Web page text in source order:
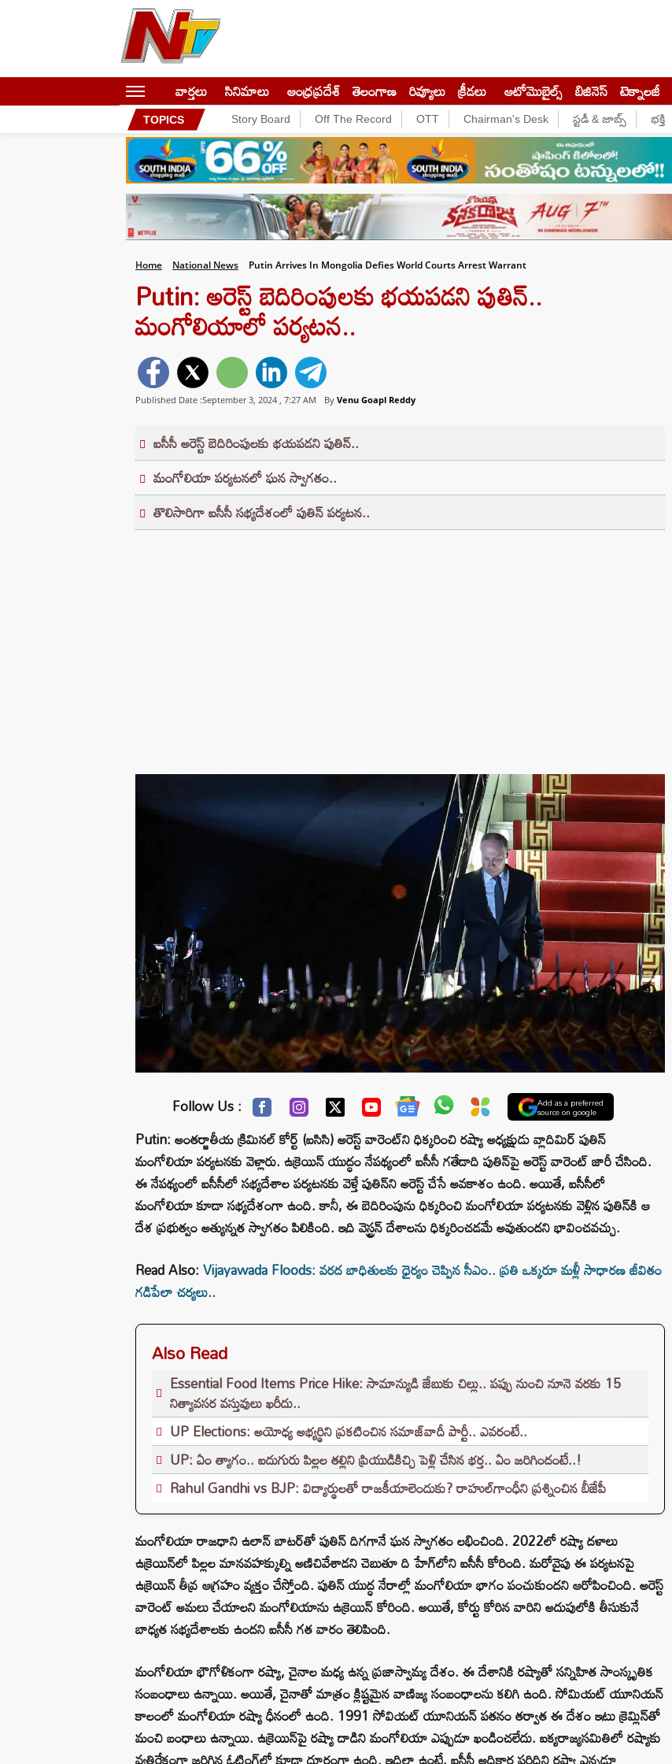
వార్తలు సినిమాలు ఆంధ్రప్రదేశ్ తెలంగాణ రివ్యూలు క్రీడలు ఆటోమొబైల్స్ బిజినెస్‌ టెక్నాలజీ
TOPICS Story Board Off The Record OTT Chairman's Desk స్టడీ & జాబ్స్ భక్తి
Home National News Putin Arrives In Mongolia Defies World Courts Arrest Warrant
Putin: అరెస్ట్ బెదిరింపులకు భయపడని పుతిన్..
మంగోలియాలో పర్యటన..
Published Date :September 3, 2024 , 7:27 AM By Venu Goapl Reddy
ఐసీసీ అరెస్ట్ బెదిరింపులకు భయపడని పుతిన్..
మంగోలియా పర్యటనలో ఘన స్వాగతం..
తొలిసారిగా ఐసీసీ సభ్యదేశంలో పుతిన్ పర్యటన..
Follow Us : Add as a preferred
source on google
Putin: అంతర్జాతీయ క్రిమినల్ కోర్ట్ (ఐసిసి) అరెస్ట్ వారెంట్‌ని ధిక్కరించి రష్యా అధ్యక్షుడు వ్లాదిమిర్ పుతిన్
మంగోలియా పర్యటనకు వెళ్లారు. ఉక్రెయిన్ యుద్ధం నేపథ్యంలో ఐసీసీ గతేడాది పుతిన్‌పై అరెస్ట్ వారెంట్ జారీ చేసింది.
ఈ నేపథ్యంలో ఐసీసీలో సభ్యదేశాల పర్యటనకు వెళ్తే పుతిన్‌ని అరెస్ట్ చేసే అవకాశం ఉంది. అయితే, ఐసీసీలో
మంగోలియా కూడా సభ్యదేశంగా ఉంది. కానీ, ఈ బెదిరింపును ధిక్కరించి మంగోలియా పర్యటనకు వెళ్లిన పుతిన్‌కి ఆ
దేశ ప్రభుత్వం అత్యున్నత స్వాగతం పిలికింది. ఇది వెస్ట్రన్ దేశాలను ధిక్కరించడమే అవుతుందని భావించవచ్చు.
Read Also:Vijayawada Floods: వరద బాధితులకు ధైర్యం చెప్పిన సీఎం.. ప్రతి ఒక్కరూ మళ్లీ సాధారణ జీవితం
గడిపేలా చర్యలు..
Also Read
Essential Food Items Price Hike: సామాన్యుడి జేబుకు చిల్లు.. పప్పు నుంచి నూనె వరకు 15
నిత్యావసర వస్తువులు ఖరీదు..
UP Elections: అయోధ్య అభ్యర్థిని ప్రకటించిన సమాజ్‌వాదీ పార్టీ.. ఎవరంటే..
UP: ఏం త్యాగం.. ఐదుగురు పిల్లల తల్లిని ప్రియుడికిచ్చి పెళ్లి చేసిన భర్త.. ఏం జరిగిందంటే..!
Rahul Gandhi vs BJP: విద్యార్థులతో రాజకీయాలెందుకు? రాహుల్‌గాంధీని ప్రశ్నించిన బీజేపీ
మంగోలియా రాజధాని ఉలాన్ బాటర్‌తో పుతిన్ దిగగానే ఘన స్వాగతం లభించింది. 2022లో రష్యా దళాలు
ఉక్రెయిన్‌లో పిల్లల మానవహక్కుల్ని అణిచివేశాడని చెబుతూ ది హేగ్‌లోని ఐసీసీ కోరింది. మరోవైపు ఈ పర్యటనపై
ఉక్రెయిన్ తీవ్ర ఆగ్రహం వ్యక్తం చేస్తోంది. పుతిన్ యుద్ధ నేరాల్లో మంగోలియా భాగం పంచుకుందని ఆరోపించింది. అరెస్ట్
వారెంట్ అమలు చేయాలని మంగోలియాను ఉక్రెయిన్ కోరింది. అయితే, కోర్టు కోరిన వారిని అదుపులోకి తీసుకునే
బాధ్యత సభ్యదేశాలకు ఉందని ఐసీసీ గత వారం తెలిపింది.
మంగోలియా భౌగోళికంగా రష్యా, చైనాల మధ్య ఉన్న ప్రజాస్వామ్య దేశం. ఈ దేశానికి రష్యాతో సన్నిహిత సాంస్కృతిక
సంబంధాలు ఉన్నాయి. అయితే, చైనాతో మాత్రం క్లిష్టమైన వాణిజ్య సంబంధాలను కలిగి ఉంది. సోమియట్ యూనియన్
కాలంలో మంగోలియా రష్యా ధీనంలో ఉంది. 1991 సోవియట్ యూనియన్ పతనం తర్వాత ఈ దేశం ఇటు క్రెమ్లిన్‌తో
మంచి బంధాలు ఉన్నాయి. ఉక్రెయిన్‌పై రష్యా దాడిని మంగోలియా ఎప్పుడూ ఖండించలేదు. ఐక్యరాజ్యసమితిలో రష్యాకు